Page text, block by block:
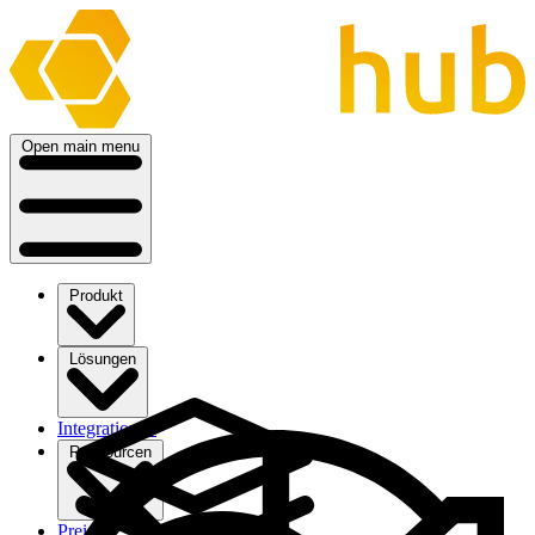
Open main menu
Produkt
Lösungen
Integrationen
Ressourcen